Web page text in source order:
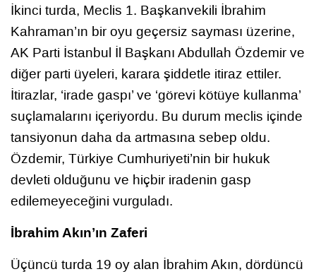
İkinci turda, Meclis 1. Başkanvekili İbrahim
Kahraman’ın bir oyu geçersiz sayması üzerine,
AK Parti İstanbul İl Başkanı Abdullah Özdemir ve
diğer parti üyeleri, karara şiddetle itiraz ettiler.
İtirazlar, ‘irade gaspı’ ve ‘görevi kötüye kullanma’
suçlamalarını içeriyordu. Bu durum meclis içinde
tansiyonun daha da artmasına sebep oldu.
Özdemir, Türkiye Cumhuriyeti’nin bir hukuk
devleti olduğunu ve hiçbir iradenin gasp
edilemeyeceğini vurguladı.
İbrahim Akın’ın Zaferi
Üçüncü turda 19 oy alan İbrahim Akın, dördüncü